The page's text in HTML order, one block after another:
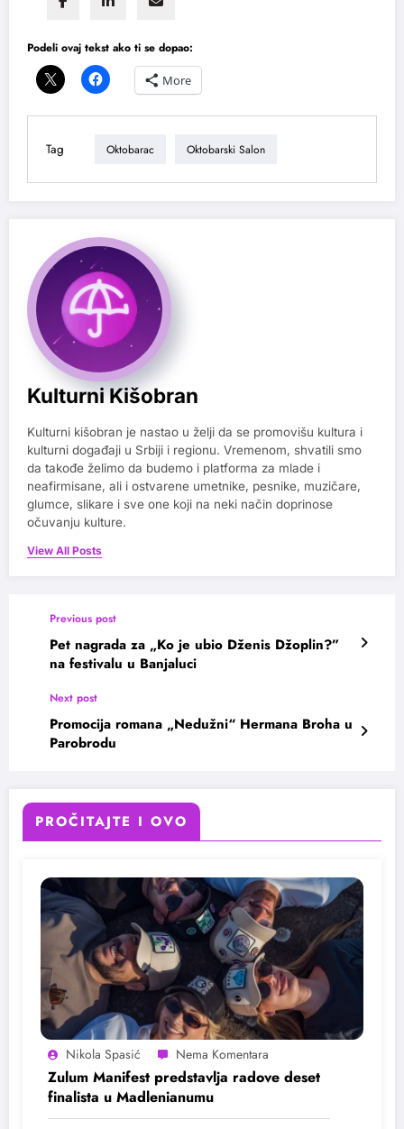
Podeli ovaj tekst ako ti se dopao:
More
Tag Oktobarac Oktobarski Salon
Kulturni Kišobran
Kulturni kišobran je nastao u želji da se promovišu kultura i
kulturni događaji u Srbiji i regionu. Vremenom, shvatili smo
da takođe želimo da budemo i platforma za mlade i
neafirmisane, ali i ostvarene umetnike, pesnike, muzičare,
glumce, slikare i sve one koji na neki način doprinose
očuvanju kulture.
View All Posts
Previous post
Pet nagrada za „Ko je ubio Dženis Džoplin?”
na festivalu u Banjaluci
Next post
Promocija romana „Nedužni“ Hermana Broha u
Parobrodu
PROČITAJTE I OVO
Nikola Spasić
Zulum Manifest predstavlja radove deset
finalista u Madlenianumu